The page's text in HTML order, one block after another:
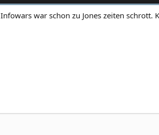
Infowars war schon zu Jones zeiten